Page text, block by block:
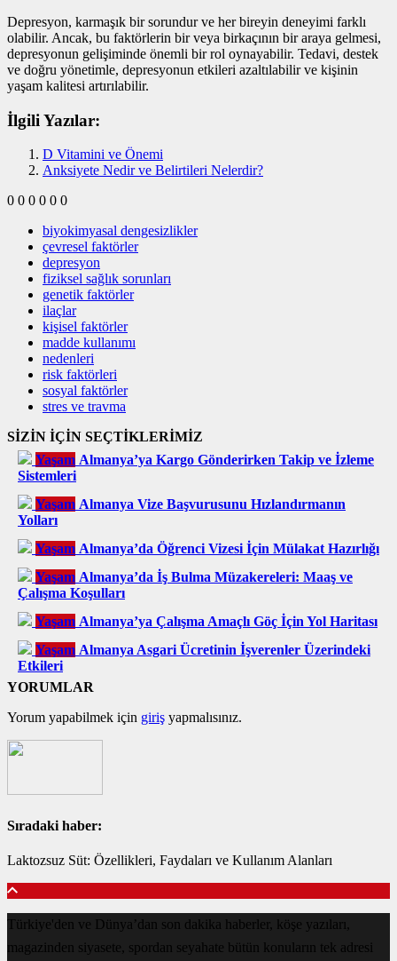
Depresyon, karmaşık bir sorundur ve her bireyin deneyimi farklı
olabilir. Ancak, bu faktörlerin bir veya birkaçının bir araya gelmesi,
depresyonun gelişiminde önemli bir rol oynayabilir. Tedavi, destek
ve doğru yönetimle, depresyonun etkileri azaltılabilir ve kişinin
yaşam kalitesi artırılabilir.
İlgili Yazılar:
D Vitamini ve Önemi
Anksiyete Nedir ve Belirtileri Nelerdir?
0 0 0 0 0 0
biyokimyasal dengesizlikler
çevresel faktörler
depresyon
fiziksel sağlık sorunları
genetik faktörler
ilaçlar
kişisel faktörler
madde kullanımı
nedenleri
risk faktörleri
sosyal faktörler
stres ve travma
SİZİN İÇİN SEÇTİKLERİMİZ
Yaşam Almanya’ya Kargo Gönderirken Takip ve İzleme
Sistemleri
Yaşam Almanya Vize Başvurusunu Hızlandırmanın
Yolları
Yaşam Almanya’da Öğrenci Vizesi İçin Mülakat Hazırlığı
Yaşam Almanya’da İş Bulma Müzakereleri: Maaş ve
Çalışma Koşulları
Yaşam Almanya’ya Çalışma Amaçlı Göç İçin Yol Haritası
Yaşam Almanya Asgari Ücretinin İşverenler Üzerindeki
Etkileri
YORUMLAR
Yorum yapabilmek için giriş yapmalısınız.
Sıradaki haber:
Laktozsuz Süt: Özellikleri, Faydaları ve Kullanım Alanları
Türkiye'den ve Dünya’dan son dakika haberler, köşe yazıları,
magazinden siyasete, spordan seyahate bütün konuların tek adresi